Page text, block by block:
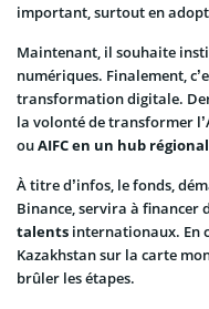
important, surtout en
Maintenant, il souhaite
numériques. Finalement,
transformation digitale.
la volonté de transformer
ouAIFCen un hub régional
À titre d’infos, le fonds,
Binance, servira à financer
talents internationaux. En
Kazakhstan sur la carte
brûler les étapes.